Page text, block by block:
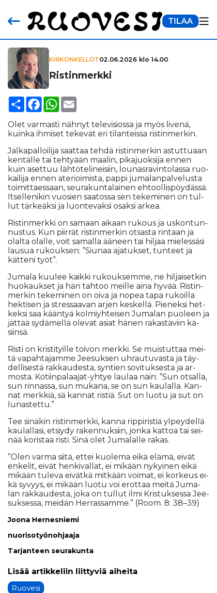
TILAA
KIRKONKELLOT02.06.2026 klo 14.00
Ris­tin­merkki
Share FacebookWhatsApp
Olet var­mas­ti näh­nyt te­le­vi­si­os­sa ja myös li­ve­nä,
kuin­ka ih­mi­set te­ke­vät eri ti­lan­teis­sa ris­tin­mer­kin.
Jal­ka­pal­loi­li­ja saat­taa teh­dä ris­tin­mer­kin as­tut­tu­aan
ken­täl­le tai teh­ty­ään maa­lin, pi­ka­juok­si­ja en­nen
kuin aset­tuu läh­tö­te­li­nei­siin, lou­nas­ra­vin­to­las­sa ruo­
kai­li­ja en­nen ate­ri­oi­mis­ta, pap­pi ju­ma­lan­pal­ve­lus­ta
toi­mit­ta­es­saan, seu­ra­kun­ta­lai­nen eh­tool­lis­pöy­däs­sä.
It­sel­le­ni­kin vuo­sien saa­tos­sa sen te­ke­mi­nen on tul­
lut tär­ke­äk­si ja luon­te­vak­si osak­si ar­kea.
Ris­tin­merk­ki on sa­maan ai­kaan ru­kous ja us­kon­tun­
nus­tus. Kun piir­rät ris­tin­mer­kin ot­sas­ta rin­taan ja
olal­ta olal­le, voit sa­mal­la ää­neen tai hil­jaa mie­les­sä­si
lau­sua ru­kouk­sen: ”Siu­naa aja­tuk­set, tun­teet ja
kät­te­ni työt”.
Ju­ma­la kuu­lee kaik­ki ru­kouk­sem­me, ne hil­jai­set­kin
huo­kauk­set ja hän tah­too meil­le ai­na hy­vää. Ris­tin­
mer­kin te­ke­mi­nen on oi­va ja no­pea tapa ru­koil­la
hek­ti­sen ja stres­saa­van ar­jen kes­kel­lä. Pie­nek­si het­
kek­si saa kään­tyä kol­miyh­tei­sen Ju­ma­lan puo­leen ja
jät­tää sy­dä­mel­lä ole­vat asi­at hä­nen ra­kas­ta­viin kä­
siin­sä.
Ris­ti on kris­ti­tyil­le toi­von merk­ki. Se muis­tut­taa mei­
tä va­pah­ta­jam­me Jee­suk­sen uh­rau­tu­vas­ta ja täy­
del­li­ses­tä rak­kau­des­ta, syn­tien so­vi­tuk­ses­ta ja ar­
mos­ta. Ko­tiin­pa­laa­jat-yh­tye lau­laa näin: ”Sun ot­sal­la,
sun rin­nas­sa, sun mu­ka­na, se on sun kau­lal­la. Kan­
nat merk­kiä, sä kan­nat ris­tiä. Sut on luo­tu ja sut on
lu­nas­tet­tu.”
Tee si­nä­kin ris­tin­merk­ki, kan­na rip­pi­ris­tiä yl­pey­del­lä
kau­lal­la­si, et­siy­dy ra­ken­nuk­siin, jon­ka kat­toa tai sei­
nää ko­ris­taa ris­ti. Sinä olet Ju­ma­lal­le ra­kas.
”Olen var­ma sii­tä, et­tei kuo­le­ma ei­kä elä­mä, ei­vät
en­ke­lit, ei­vät hen­ki­val­lat, ei mi­kään ny­kyi­nen ei­kä
mi­kään tu­le­va ei­vät­kä mit­kään voi­mat, ei kor­keus ei­
kä sy­vyys, ei mi­kään luo­tu voi erot­taa mei­tä Ju­ma­
lan rak­kau­des­ta, joka on tul­lut il­mi Kris­tuk­ses­sa Jee­
suk­ses­sa, mei­dän Her­ras­sam­me.” (Room. 8: 38–39)
Joo­na Her­nes­nie­mi
nuo­ri­so­työ­noh­jaa­ja
Tar­jan­teen seu­ra­kun­ta
Ruovesi